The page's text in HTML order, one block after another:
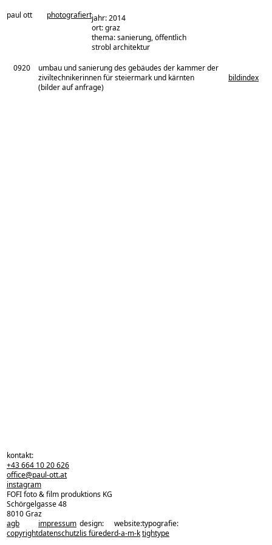
paul ott photografiertjahr: 2014
ort: graz
thema: sanierung, öffentlich
architekturbüro:
strobl architektur
0920
umbau und sanierung des gebäudes der kammer der
ziviltechnikerinnen für steiermark und kärnten
(bilder auf anfrage)
bildindex
zurück zu den projekten
kontakt:
+43 664 10 20 626
office@paul-ott.at
instagram
FOFI foto & film produktions KG
Schörgelgasse 48
8010 Graz
agb
copyright
impressum
datenschutz
design:
lis füreder
website:
d-a-m-k
typografie:
tightype